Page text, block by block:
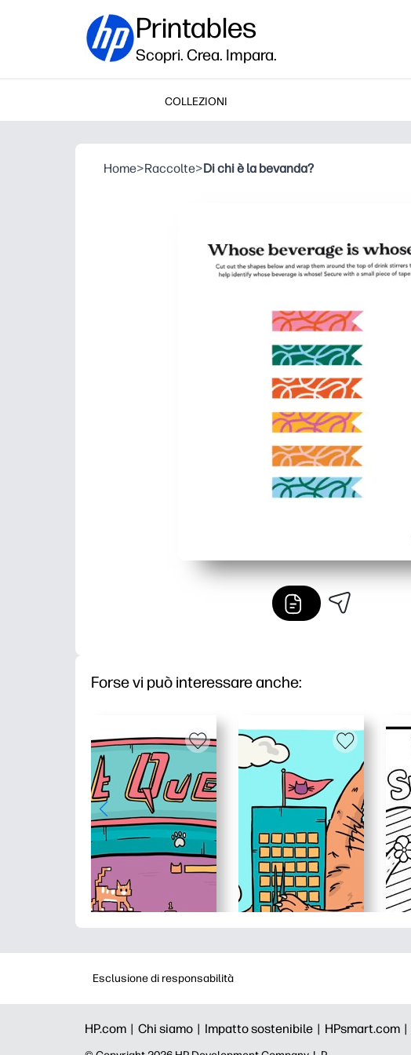
Printables
Scopri. Crea. Impara.
COLLEZIONI
Home>Raccolte>Di chi è la bevanda?
Forse vi può interessare anche:
Esclusione di responsabilità
HP.com | Chi siamo | Impatto sostenibile | HPsmart.com |